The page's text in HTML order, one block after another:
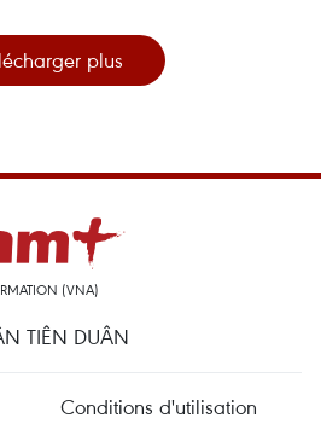
plus
(VNA)
TIÊN DUÂN
Conditions d'utilisation